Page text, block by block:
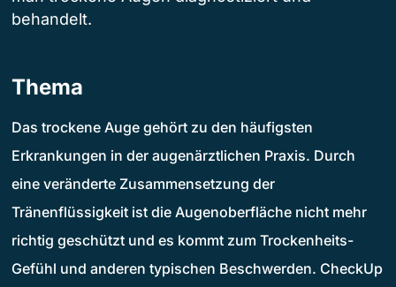
behandelt.
Thema
Das trockene Auge gehört zu den häufigsten
Erkrankungen in der augenärztlichen Praxis. Durch
eine veränderte Zusammensetzung der
Tränenflüssigkeit ist die Augenoberfläche nicht mehr
richtig geschützt und es kommt zum Trockenheits-
Gefühl und anderen typischen Beschwerden. CheckUp